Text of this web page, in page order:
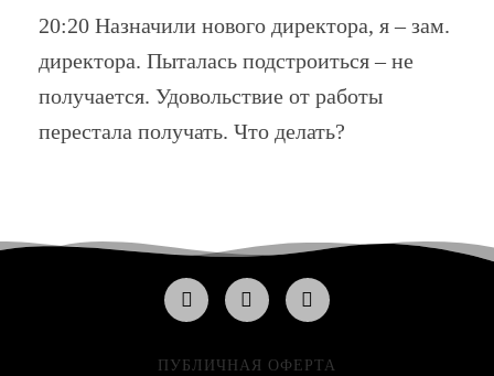
20:20 Назначили нового директора, я – зам.
директора. Пыталась подстроиться – не
получается. Удовольствие от работы
перестала получать. Что делать?
ПУБЛИЧНАЯ ОФЕРТА